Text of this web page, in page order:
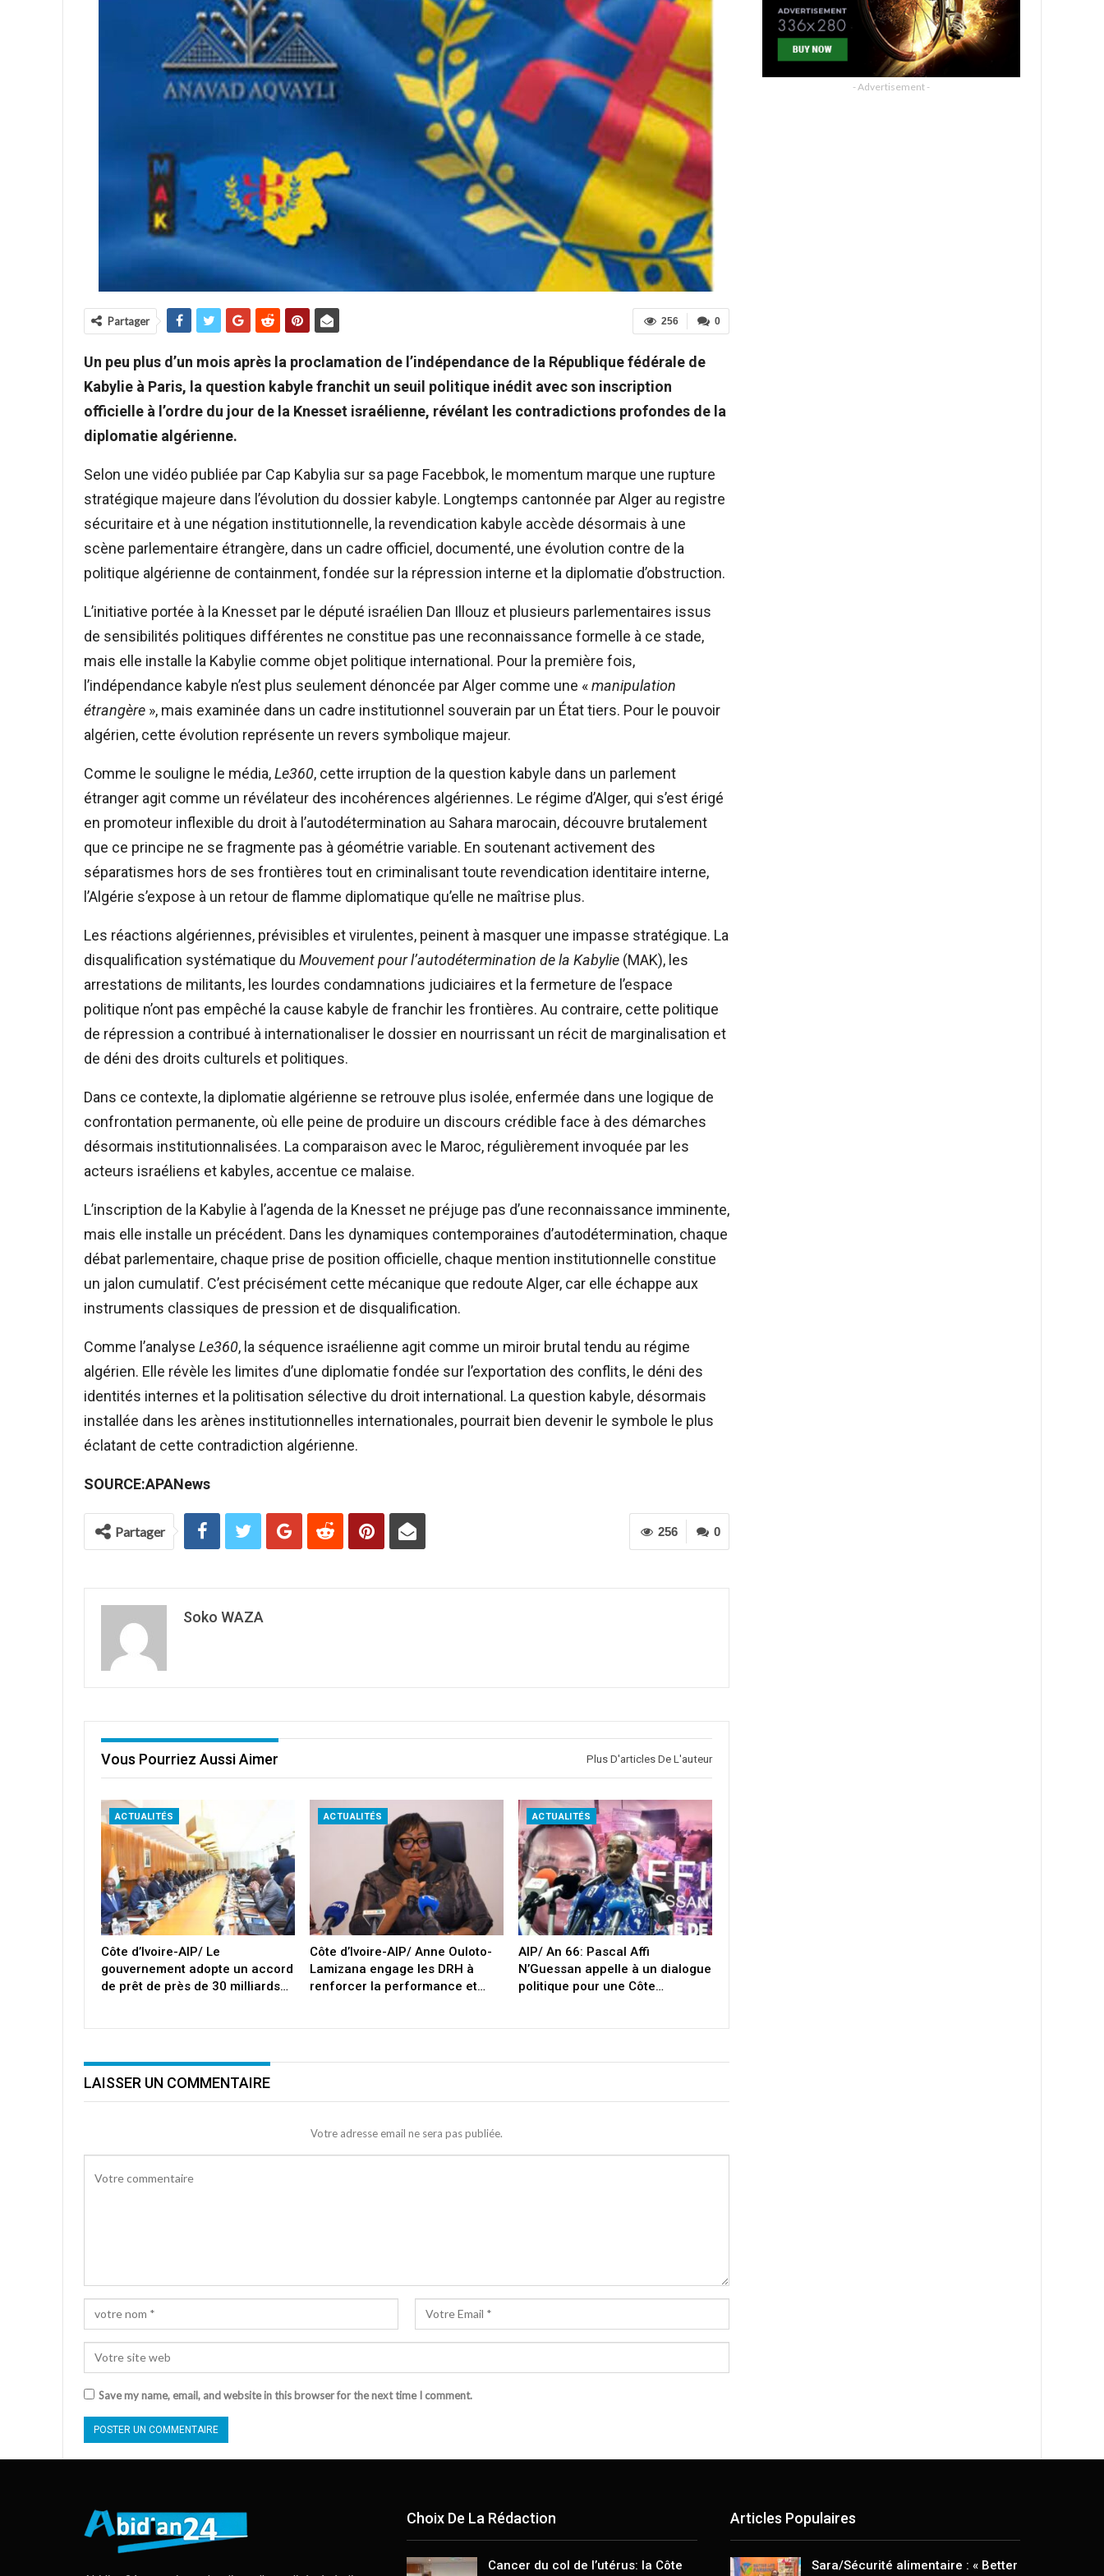
0
256
Partager
Un peu plus d’un mois après la proclamation de l’indépendance de la République fédérale de
Kabylie à Paris, la question kabyle franchit un seuil politique inédit avec son inscription
officielle à l’ordre du jour de la Knesset israélienne, révélant les contradictions profondes de la
diplomatie algérienne.
Selon une vidéo publiée par Cap Kabylia sur sa page Facebbok, le momentum marque une rupture
stratégique majeure dans l’évolution du dossier kabyle. Longtemps cantonnée par Alger au registre
sécuritaire et à une négation institutionnelle, la revendication kabyle accède désormais à une
scène parlementaire étrangère, dans un cadre officiel, documenté, une évolution contre de la
politique algérienne de containment, fondée sur la répression interne et la diplomatie d’obstruction.
L’initiative portée à la Knesset par le député israélien Dan Illouz et plusieurs parlementaires issus
de sensibilités politiques différentes ne constitue pas une reconnaissance formelle à ce stade,
mais elle installe la Kabylie comme objet politique international. Pour la première fois,
l’indépendance kabyle n’est plus seulement dénoncée par Alger comme une «manipulation
étrangère », mais examinée dans un cadre institutionnel souverain par un État tiers. Pour le pouvoir
algérien, cette évolution représente un revers symbolique majeur.
Comme le souligne le média,Le360, cette irruption de la question kabyle dans un parlement
étranger agit comme un révélateur des incohérences algériennes. Le régime d’Alger, qui s’est érigé
en promoteur inflexible du droit à l’autodétermination au Sahara marocain, découvre brutalement
que ce principe ne se fragmente pas à géométrie variable. En soutenant activement des
séparatismes hors de ses frontières tout en criminalisant toute revendication identitaire interne,
l’Algérie s’expose à un retour de flamme diplomatique qu’elle ne maîtrise plus.
Les réactions algériennes, prévisibles et virulentes, peinent à masquer une impasse stratégique. La
disqualification systématique du Mouvement pour l’autodétermination de la Kabylie (MAK), les
arrestations de militants, les lourdes condamnations judiciaires et la fermeture de l’espace
politique n’ont pas empêché la cause kabyle de franchir les frontières. Au contraire, cette politique
de répression a contribué à internationaliser le dossier en nourrissant un récit de marginalisation et
de déni des droits culturels et politiques.
Dans ce contexte, la diplomatie algérienne se retrouve plus isolée, enfermée dans une logique de
confrontation permanente, où elle peine de produire un discours crédible face à des démarches
désormais institutionnalisées. La comparaison avec le Maroc, régulièrement invoquée par les
acteurs israéliens et kabyles, accentue ce malaise.
L’inscription de la Kabylie à l’agenda de la Knesset ne préjuge pas d’une reconnaissance imminente,
mais elle installe un précédent. Dans les dynamiques contemporaines d’autodétermination, chaque
débat parlementaire, chaque prise de position officielle, chaque mention institutionnelle constitue
un jalon cumulatif. C’est précisément cette mécanique que redoute Alger, car elle échappe aux
instruments classiques de pression et de disqualification.
Comme l’analyse Le360, la séquence israélienne agit comme un miroir brutal tendu au régime
algérien. Elle révèle les limites d’une diplomatie fondée sur l’exportation des conflits, le déni des
identités internes et la politisation sélective du droit international. La question kabyle, désormais
installée dans les arènes institutionnelles internationales, pourrait bien devenir le symbole le plus
éclatant de cette contradiction algérienne.
SOURCE:APANews
0
256
Partager
Soko WAZA
Vous Pourriez Aussi Aimer Plus D'articles De L'auteur
ACTUALITÉS
Côte d’Ivoire-AIP/ Le
gouvernement adopte un accord
de prêt de près de 30 milliards…
ACTUALITÉS
Côte d’Ivoire-AIP/ Anne Ouloto-
Lamizana engage les DRH à
renforcer la performance et…
ACTUALITÉS
AIP/ An 66: Pascal Affi
N’Guessan appelle à un dialogue
politique pour une Côte…
LAISSER UN COMMENTAIRE
Votre adresse email ne sera pas publiée.
Save my name, email, and website in this browser for the next time I comment.
- Advertisement -
Choix De La Rédaction
Cancer du col de l’utérus: la Côte
Articles Populaires
Sara/Sécurité alimentaire : « Better